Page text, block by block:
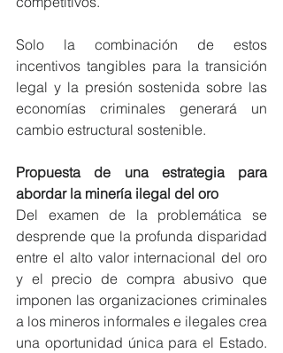
Solo la combinación de estos
incentivos tangibles para la transición
legal y la presión sostenida sobre las
economías criminales generará un
cambio estructural sostenible.
Propuesta de una estrategia para
abordar la minería ilegal del oro
Del examen de la problemática se
desprende que la profunda disparidad
entre el alto valor internacional del oro
y el precio de compra abusivo que
imponen las organizaciones criminales
a los mineros informales e ilegales crea
una oportunidad única para el Estado.